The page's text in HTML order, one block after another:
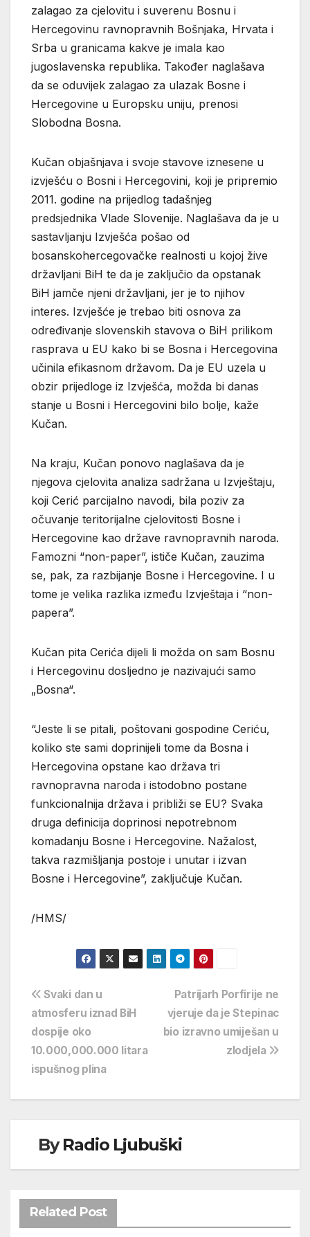
zalagao za cjelovitu i suverenu Bosnu i
Hercegovinu ravnopravnih Bošnjaka, Hrvata i
Srba u granicama kakve je imala kao
jugoslavenska republika. Također naglašava
da se oduvijek zalagao za ulazak Bosne i
Hercegovine u Europsku uniju, prenosi
Slobodna Bosna.
Kučan objašnjava i svoje stavove iznesene u
izvješću o Bosni i Hercegovini, koji je pripremio
2011. godine na prijedlog tadašnjeg
predsjednika Vlade Slovenije. Naglašava da je u
sastavljanju Izvješća pošao od
bosanskohercegovačke realnosti u kojoj žive
državljani BiH te da je zaključio da opstanak
BiH jamče njeni državljani, jer je to njihov
interes. Izvješće je trebao biti osnova za
određivanje slovenskih stavova o BiH prilikom
rasprava u EU kako bi se Bosna i Hercegovina
učinila efikasnom državom. Da je EU uzela u
obzir prijedloge iz Izvješća, možda bi danas
stanje u Bosni i Hercegovini bilo bolje, kaže
Kučan.
Na kraju, Kučan ponovo naglašava da je
njegova cjelovita analiza sadržana u Izvještaju,
koji Cerić parcijalno navodi, bila poziv za
očuvanje teritorijalne cjelovitosti Bosne i
Hercegovine kao države ravnopravnih naroda.
Famozni “non-paper”, ističe Kučan, zauzima
se, pak, za razbijanje Bosne i Hercegovine. I u
tome je velika razlika između Izvještaja i “non-
papera”.
Kučan pita Cerića dijeli li možda on sam Bosnu
i Hercegovinu dosljedno je nazivajući samo
„Bosna“.
“Jeste li se pitali, poštovani gospodine Ceriću,
koliko ste sami doprinijeli tome da Bosna i
Hercegovina opstane kao država tri
ravnopravna naroda i istodobno postane
funkcionalnija država i približi se EU? Svaka
druga definicija doprinosi nepotrebnom
komadanju Bosne i Hercegovine. Nažalost,
takva razmišljanja postoje i unutar i izvan
Bosne i Hercegovine”, zaključuje Kučan.
/HMS/
Navigacija
objava
Patrijarh Porfirije ne
vjeruje da je Stepinac
bio izravno umiješan u
zlodjela
Svaki dan u
atmosferu iznad BiH
dospije oko
10.000,000.000 litara
ispušnog plina
ByRadio Ljubuški
Related Post